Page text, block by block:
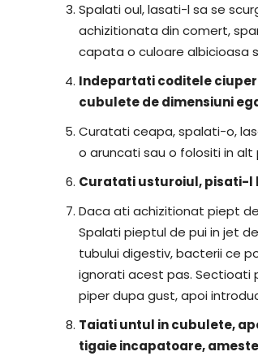
Spalati oul, lasati-l sa se
achizitionata din comert,
capata o culoare albicioasa
Indepartati coditele
cubulete de dimensiuni
Curatati ceapa, spalati-o,
o aruncati sau o folositi in alt
Curatati usturoiul, pisati-l
Daca ati achizitionat piept
Spalati pieptul de pui in jet
tubului digestiv, bacterii ce
ignorati acest pas. Sectioati
piper dupa gust, apoi
Taiati untul in cubulete,
tigaie incapatoare,